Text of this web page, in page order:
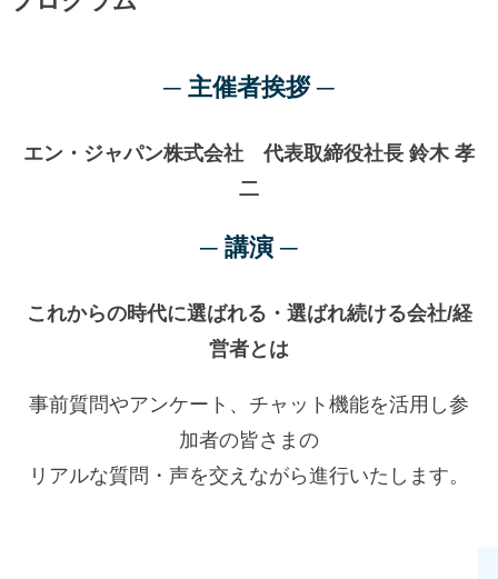
─ 主催者挨拶 ─
エン・ジャパン株式会社 代表取締役社長 鈴木 孝
二
─ 講演 ─
これからの時代に選ばれる・選ばれ続ける会社/経
営者とは
事前質問やアンケート、チャット機能を活用し参
加者の皆さまの
リアルな質問・声を交えながら進行いたします。